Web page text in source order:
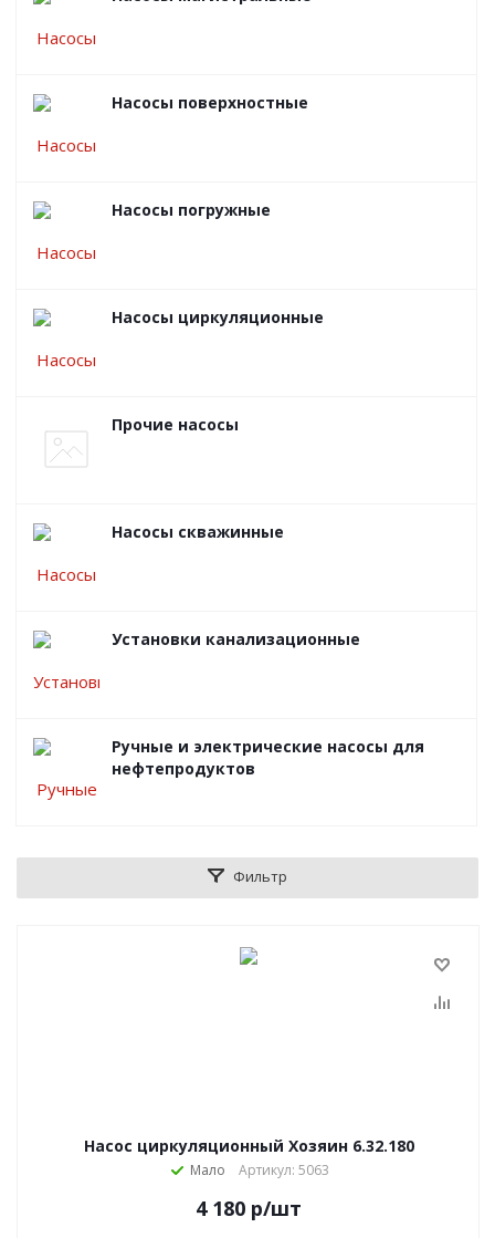
Насосы поверхностные
Насосы погружные
Насосы циркуляционные
Прочие насосы
Насосы скважинные
Установки канализационные
Ручные и электрические насосы для
нефтепродуктов
Фильтр
Насос циркуляционный Хозяин 6.32.180
Мало Артикул: 5063
4 180 р/шт